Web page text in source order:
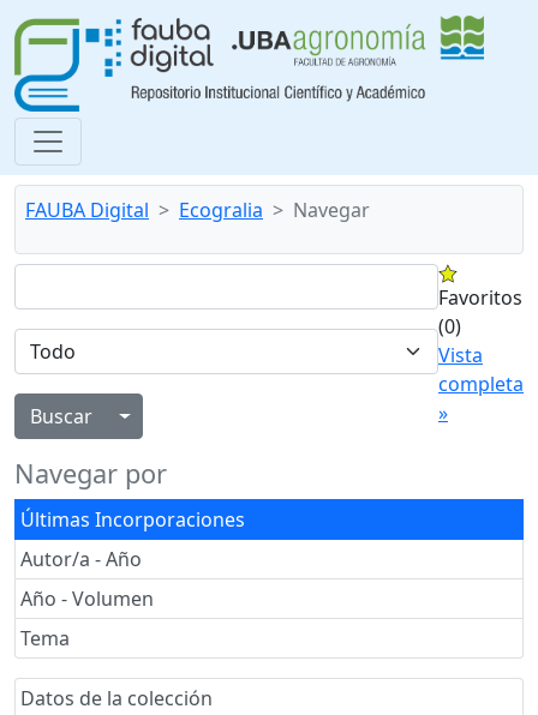
FAUBA Digital Ecogralia Navegar
Alternar menú desplegable
Favoritos
(0)
Vista
completa
»
Navegar por
Últimas Incorporaciones
Autor/a - Año
Año - Volumen
Tema
Datos de la colección